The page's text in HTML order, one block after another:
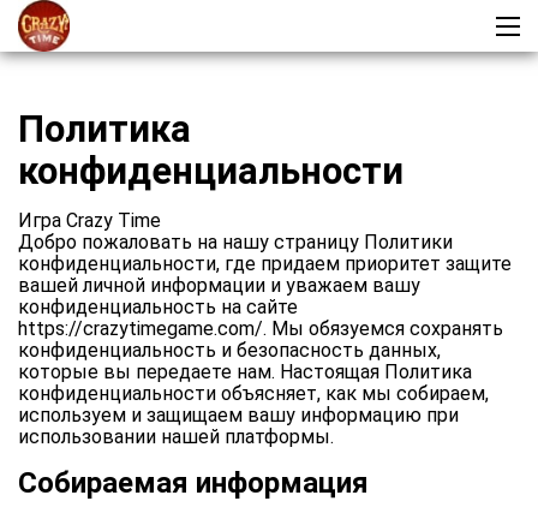
Политика
конфиденциальности
Игра Crazy Time
Добро пожаловать на нашу страницу Политики
конфиденциальности, где придаем приоритет защите
вашей личной информации и уважаем вашу
конфиденциальность на сайте
https://crazytimegame.com/. Мы обязуемся сохранять
конфиденциальность и безопасность данных,
которые вы передаете нам. Настоящая Политика
конфиденциальности объясняет, как мы собираем,
используем и защищаем вашу информацию при
использовании нашей платформы.
Собираемая информация